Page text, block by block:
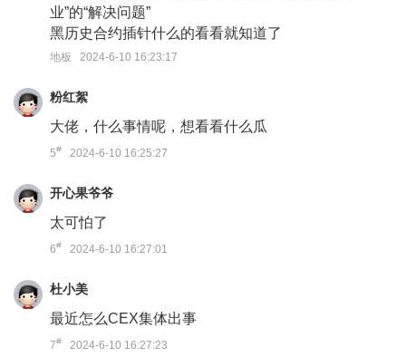
业”的“解决问题”
黑历史合约插针什么的看看就知道了
地板 2024-6-10 16:23:17
粉红絮
大佬，什么事情呢，想看看什么瓜
5# 2024-6-10 16:25:27
开心果爷爷
太可怕了
6# 2024-6-10 16:27:01
杜小美
最近怎么CEX集体出事
7# 2024-6-10 16:27:23